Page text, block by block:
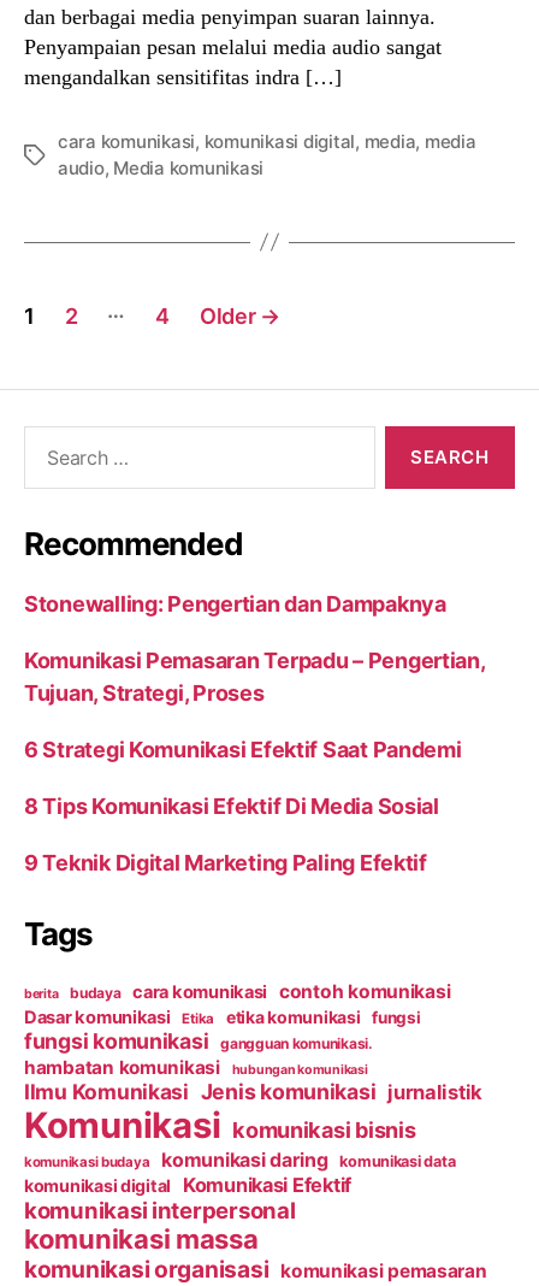
dan berbagai media penyimpan suaran lainnya.
Penyampaian pesan melalui media audio sangat
mengandalkan sensitifitas indra […]
Tags
cara komunikasi, komunikasi digital, media, media
audio, Media komunikasi
Posts
1 2 … 4 Older →
Recommended
Stonewalling: Pengertian dan Dampaknya
Komunikasi Pemasaran Terpadu – Pengertian,
Tujuan, Strategi, Proses
6 Strategi Komunikasi Efektif Saat Pandemi
8 Tips Komunikasi Efektif Di Media Sosial
9 Teknik Digital Marketing Paling Efektif
Tags
berita budaya cara komunikasi contoh komunikasi
Dasar komunikasi Etika etika komunikasi fungsi
fungsi komunikasi gangguan komunikasi.
hambatan komunikasi hubungan komunikasi
Ilmu Komunikasi Jenis komunikasi jurnalistik
Komunikasi komunikasi bisnis
komunikasi budaya komunikasi daring komunikasi data
komunikasi digital Komunikasi Efektif
komunikasi interpersonal
komunikasi massa
komunikasi organisasi komunikasi pemasaran